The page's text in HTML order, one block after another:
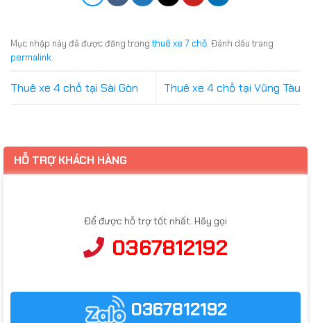
Mục nhập này đã được đăng trongthuê xe 7 chỗ. Đánh dấu trang
permalink.
Thuê xe 4 chỗ tại Sài Gòn Thuê xe 4 chỗ tại Vũng Tàu
HỖ TRỢ KHÁCH HÀNG
Để được hỗ trợ tốt nhất. Hãy gọi
0367812192
0367812192